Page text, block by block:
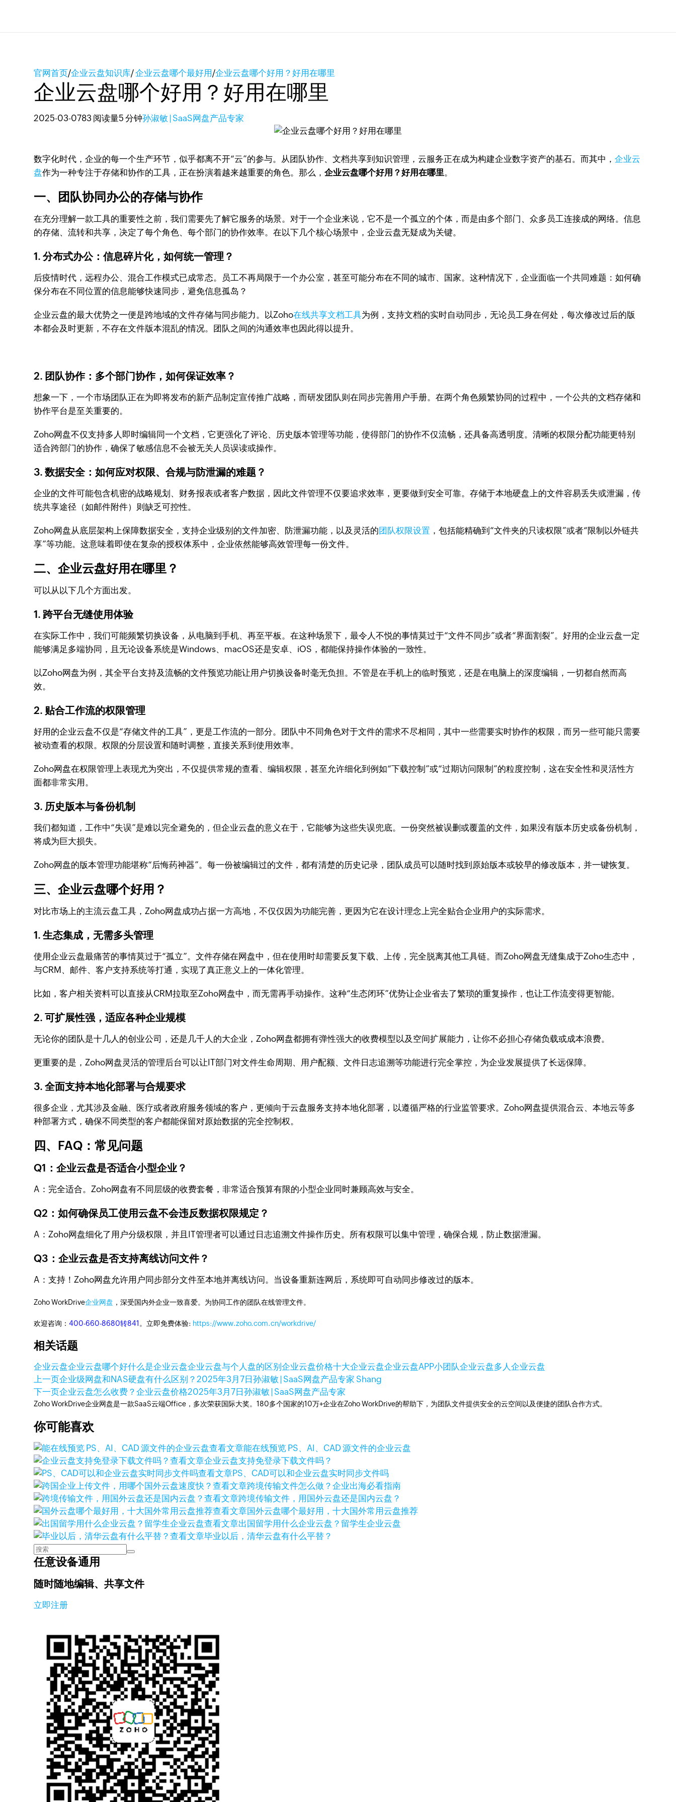
官网首页/企业云盘知识库/企业云盘哪个最好用/企业云盘哪个好用？好用在哪里
企业云盘哪个好用？好用在哪里
2025-03-0783 阅读量5 分钟孙淑敏 | SaaS网盘产品专家
数字化时代，企业的每一个生产环节，似乎都离不开“云”的参与。从团队协作、文档共享到知识管理，云服务正在成为构建企业数字资产的基石。而其中，企业云
盘作为一种专注于存储和协作的工具，正在扮演着越来越重要的角色。那么，企业云盘哪个好用？好用在哪里。
一、团队协同办公的存储与协作
在充分理解一款工具的重要性之前，我们需要先了解它服务的场景。对于一个企业来说，它不是一个孤立的个体，而是由多个部门、众多员工连接成的网络。信息
的存储、流转和共享，决定了每个角色、每个部门的协作效率。在以下几个核心场景中，企业云盘无疑成为关键。
1. 分布式办公：信息碎片化，如何统一管理？
后疫情时代，远程办公、混合工作模式已成常态。员工不再局限于一个办公室，甚至可能分布在不同的城市、国家。这种情况下，企业面临一个共同难题：如何确
保分布在不同位置的信息能够快速同步，避免信息孤岛？
企业云盘的最大优势之一便是跨地域的文件存储与同步能力。以Zoho在线共享文档工具为例，支持文档的实时自动同步，无论员工身在何处，每次修改过后的版
本都会及时更新，不存在文件版本混乱的情况。团队之间的沟通效率也因此得以提升。
2. 团队协作：多个部门协作，如何保证效率？
想象一下，一个市场团队正在为即将发布的新产品制定宣传推广战略，而研发团队则在同步完善用户手册。在两个角色频繁协同的过程中，一个公共的文档存储和
协作平台是至关重要的。
Zoho网盘不仅支持多人即时编辑同一个文档，它更强化了评论、历史版本管理等功能，使得部门的协作不仅流畅，还具备高透明度。清晰的权限分配功能更特别
适合跨部门的协作，确保了敏感信息不会被无关人员误读或操作。
3. 数据安全：如何应对权限、合规与防泄漏的难题？
企业的文件可能包含机密的战略规划、财务报表或者客户数据，因此文件管理不仅要追求效率，更要做到安全可靠。存储于本地硬盘上的文件容易丢失或泄漏，传
统共享途径（如邮件附件）则缺乏可控性。
Zoho网盘从底层架构上保障数据安全，支持企业级别的文件加密、防泄漏功能，以及灵活的团队权限设置 ，包括能精确到“文件夹的只读权限”或者“限制以外链共
享”等功能。这意味着即使在复杂的授权体系中，企业依然能够高效管理每一份文件。
二、企业云盘好用在哪里？
可以从以下几个方面出发。
1. 跨平台无缝使用体验
在实际工作中，我们可能频繁切换设备，从电脑到手机、再至平板。在这种场景下，最令人不悦的事情莫过于“文件不同步”或者“界面割裂”。好用的企业云盘一定
能够满足多端协同，且无论设备系统是Windows、macOS还是安卓、iOS，都能保持操作体验的一致性。
以Zoho网盘为例，其全平台支持及流畅的文件预览功能让用户切换设备时毫无负担。不管是在手机上的临时预览，还是在电脑上的深度编辑，一切都自然而高
效。
2. 贴合工作流的权限管理
好用的企业云盘不仅是“存储文件的工具”，更是工作流的一部分。团队中不同角色对于文件的需求不尽相同，其中一些需要实时协作的权限，而另一些可能只需要
被动查看的权限。权限的分层设置和随时调整，直接关系到使用效率。
Zoho网盘在权限管理上表现尤为突出，不仅提供常规的查看、编辑权限，甚至允许细化到例如“下载控制”或“过期访问限制”的粒度控制，这在安全性和灵活性方
面都非常实用。
3. 历史版本与备份机制
我们都知道，工作中“失误”是难以完全避免的，但企业云盘的意义在于，它能够为这些失误兜底。一份突然被误删或覆盖的文件，如果没有版本历史或备份机制，
将成为巨大损失。
Zoho网盘的版本管理功能堪称“后悔药神器”。每一份被编辑过的文件，都有清楚的历史记录，团队成员可以随时找到原始版本或较早的修改版本，并一键恢复。
三、企业云盘哪个好用？
对比市场上的主流云盘工具，Zoho网盘成功占据一方高地，不仅仅因为功能完善，更因为它在设计理念上完全贴合企业用户的实际需求。
1. 生态集成，无需多头管理
使用企业云盘最痛苦的事情莫过于“孤立”。文件存储在网盘中，但在使用时却需要反复下载、上传，完全脱离其他工具链。而Zoho网盘无缝集成于Zoho生态中，
与CRM、邮件、客户支持系统等打通，实现了真正意义上的一体化管理。
比如，客户相关资料可以直接从CRM拉取至Zoho网盘中，而无需再手动操作。这种“生态闭环”优势让企业省去了繁琐的重复操作，也让工作流变得更智能。
2. 可扩展性强，适应各种企业规模
无论你的团队是十几人的创业公司，还是几千人的大企业，Zoho网盘都拥有弹性强大的收费模型以及空间扩展能力，让你不必担心存储负载或成本浪费。
更重要的是，Zoho网盘灵活的管理后台可以让IT部门对文件生命周期、用户配额、文件日志追溯等功能进行完全掌控，为企业发展提供了长远保障。
3. 全面支持本地化部署与合规要求
很多企业，尤其涉及金融、医疗或者政府服务领域的客户，更倾向于云盘服务支持本地化部署，以遵循严格的行业监管要求。Zoho网盘提供混合云、本地云等多
种部署方式，确保不同类型的客户都能保留对原始数据的完全控制权。
四、FAQ：常见问题
Q1：企业云盘是否适合小型企业？
A：完全适合。Zoho网盘有不同层级的收费套餐，非常适合预算有限的小型企业同时兼顾高效与安全。
Q2：如何确保员工使用云盘不会违反数据权限规定？
A：Zoho网盘细化了用户分级权限，并且IT管理者可以通过日志追溯文件操作历史。所有权限可以集中管理，确保合规，防止数据泄漏。
Q3：企业云盘是否支持离线访问文件？
A：支持！Zoho网盘允许用户同步部分文件至本地并离线访问。当设备重新连网后，系统即可自动同步修改过的版本。
Zoho WorkDrive企业网盘 ，深受国内外企业一致喜爱。为协同工作的团队在线管理文件。
欢迎咨询：400-660-8680转841 。立即免费体验: https://www.zoho.com.cn/workdrive/
相关话题
企业云盘企业云盘哪个好什么是企业云盘企业云盘与个人盘的区别企业云盘价格十大企业云盘企业云盘APP小团队企业云盘多人企业云盘
上一页企业级网盘和NAS硬盘有什么区别？2025年3月7日孙淑敏 | SaaS网盘产品专家 Shang
下一页企业云盘怎么收费？企业云盘价格2025年3月7日孙淑敏 | SaaS网盘产品专家
Zoho WorkDrive企业网盘是一款SaaS云端Office，多次荣获国际大奖。180多个国家的10万+企业在Zoho WorkDrive的帮助下，为团队文件提供安全的云空间以及便捷的团队合作方式。
你可能喜欢
查看文章能在线预览 PS、AI、CAD 源文件的企业云盘
查看文章企业云盘支持免登录下载文件吗？
查看文章PS、CAD可以和企业云盘实时同步文件吗
查看文章跨境传输文件怎么做？企业出海必看指南
查看文章跨境传输文件，用国外云盘还是国内云盘？
查看文章国外云盘哪个最好用，十大国外常用云盘推荐
查看文章出国留学用什么企业云盘？留学生企业云盘
查看文章毕业以后，清华云盘有什么平替？
任意设备通用
随时随地编辑、共享文件
立即注册